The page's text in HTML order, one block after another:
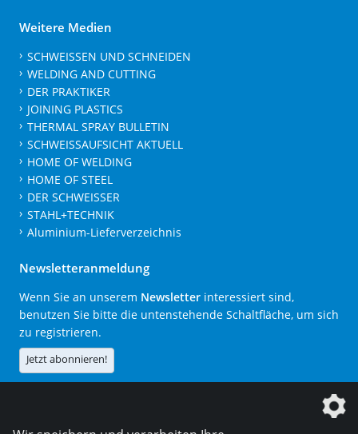
Weitere Medien
SCHWEISSEN UND SCHNEIDEN
WELDING AND CUTTING
DER PRAKTIKER
JOINING PLASTICS
THERMAL SPRAY BULLETIN
SCHWEISSAUFSICHT AKTUELL
HOME OF WELDING
HOME OF STEEL
DER SCHWEISSER
STAHL+TECHNIK
Aluminium-Lieferverzeichnis
Newsletteranmeldung
Wenn Sie an unserem Newsletter interessiert sind,
benutzen Sie bitte die untenstehende Schaltfläche, um sich
zu registrieren.
Jetzt abonnieren!
Die DVS Media GmbH ist ein Unternehmen der